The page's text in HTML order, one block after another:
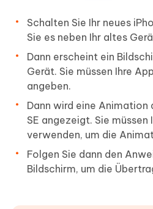
Schalten Sie Ihr neues
Sie es neben Ihr altes
Dann erscheint ein
Gerät. Sie müssen Ihre
angeben.
Dann wird eine Animation
SE angezeigt. Sie müssen
verwenden, um die
Folgen Sie dann den
Bildschirm, um die